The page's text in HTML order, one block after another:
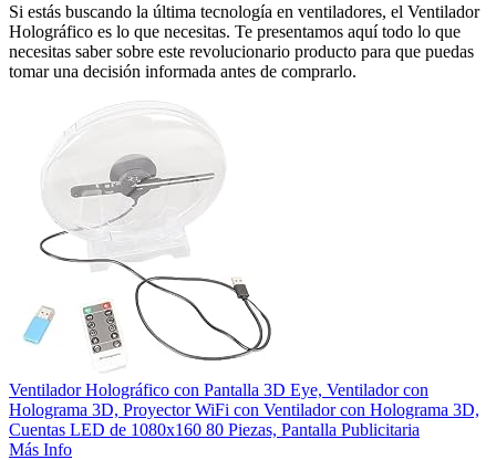
Si estás buscando la última tecnología en ventiladores, el Ventilador
Holográfico es lo que necesitas. Te presentamos aquí todo lo que
necesitas saber sobre este revolucionario producto para que puedas
tomar una decisión informada antes de comprarlo.
Ventilador Holográfico con Pantalla 3D Eye, Ventilador con
Holograma 3D, Proyector WiFi con Ventilador con Holograma 3D,
Cuentas LED de 1080x160 80 Piezas, Pantalla Publicitaria
Más Info